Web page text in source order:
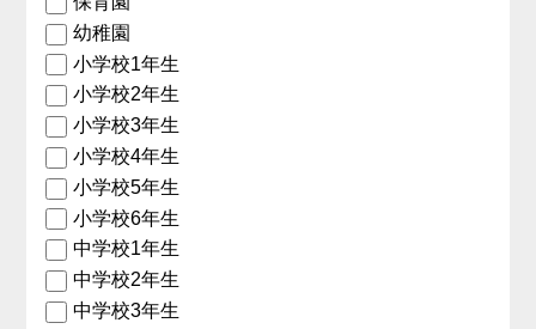
幼稚園
小学校1年生
小学校2年生
小学校3年生
小学校4年生
小学校5年生
小学校6年生
中学校1年生
中学校2年生
中学校3年生